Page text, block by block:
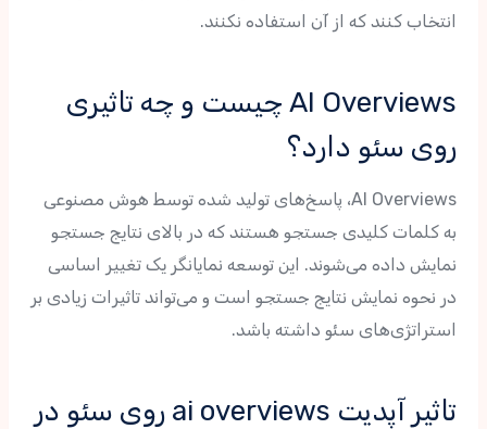
انتخاب کنند که از آن استفاده نکنند.
AI Overviews چیست و چه تاثیری
روی سئو دارد؟
AI Overviews، پاسخ‌های تولید شده توسط هوش مصنوعی
به کلمات کلیدی جستجو هستند که در بالای نتایج جستجو
نمایش داده می‌شوند. این توسعه نمایانگر یک تغییر اساسی
در نحوه نمایش نتایج جستجو است و می‌تواند تاثیرات زیادی بر
استراتژی‌های سئو داشته باشد.
تاثیر آپدیت ai overviews روی سئو در